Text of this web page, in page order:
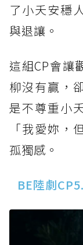
了小夭安穩
與退讓。
這組CP會讓
柳沒有贏，
是不尊重小
「我愛妳，
孤獨感。
BE陸劇